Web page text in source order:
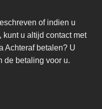
of indien u
kunt u altijd contact met
Achteraf betalen? U
de betaling voor u.